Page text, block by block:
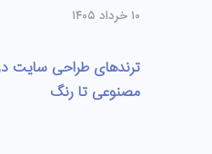
۱۰ خرداد ۱۴۰۵
مصنوعی تا رنگ